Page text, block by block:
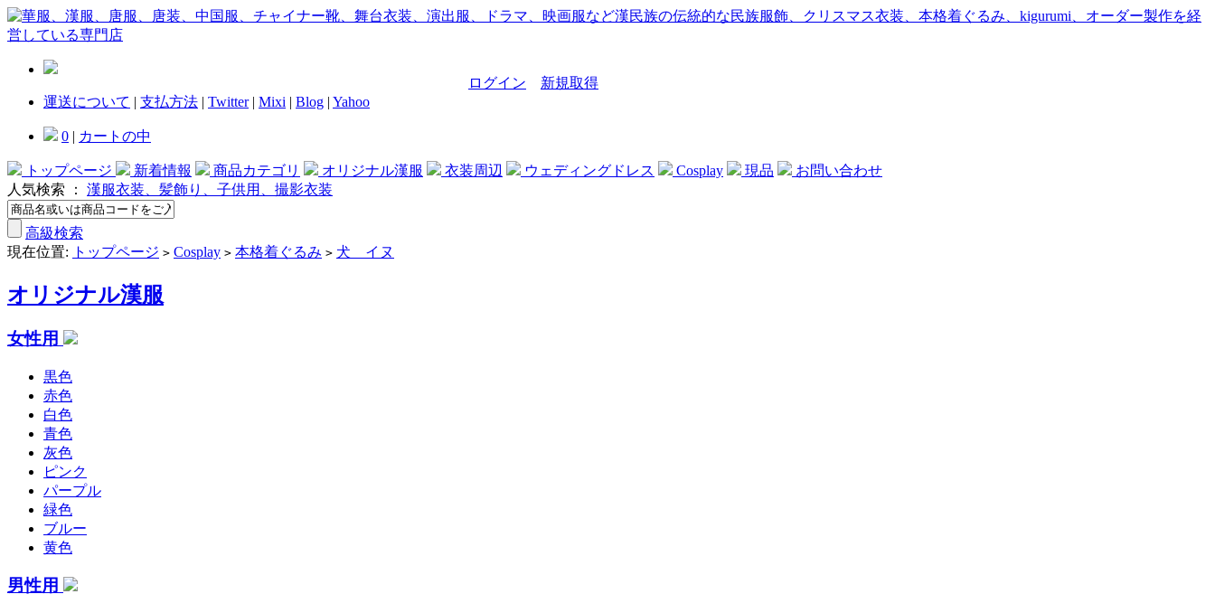
ログイン
新規取得
運送について | 支払方法 | Twitter| Mixi | Blog | Yahoo
0 | カートの中
トップページ 新着情報 商品カテゴリ オリジナル漢服 衣装周辺 ウェディングドレス Cosplay 現品
お問い合わせ
人気検索 ： 漢服衣装、髪飾り、子供用、撮影衣装
高級検索
現在位置:
トップページ > Cosplay > 本格着ぐるみ > 犬 イヌ
オリジナル漢服
女性用
黒色
赤色
白色
青色
灰色
ピンク
パープル
緑色
ブルー
黄色
男性用